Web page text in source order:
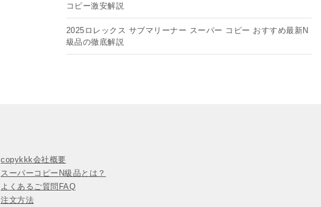
コピー​激安解説
2025ロレックス サブマリーナー スーパー コピー おすすめ最新N
級品の徹底解説
copykkk会社概要
スーパーコピーN級品とは？
よくあるご質問FAQ
注文方法